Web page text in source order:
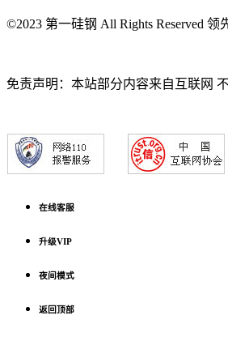
©2023 第一硅钢 All Rights Reserved
免责声明：本站部分内容来自互联网
在线客服
升级VIP
夜间模式
返回顶部